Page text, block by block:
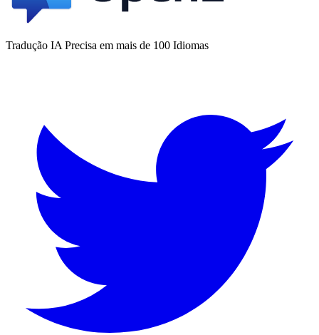
Tradução IA Precisa em mais de 100 Idiomas